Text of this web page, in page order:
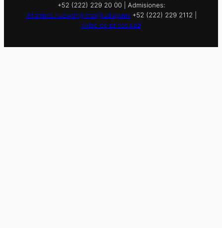
+52 (222) 229 20 00 | Admisiones:
informes.nuevoingreso@udlap.mx +52 (222) 229 2112 |
Aviso de privacidad